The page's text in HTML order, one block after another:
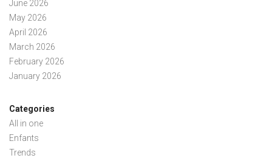
June 2026
May 2026
April 2026
March 2026
February 2026
January 2026
Categories
All in one
Enfants
Trends